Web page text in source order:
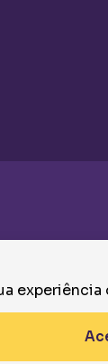
Termos de Uso